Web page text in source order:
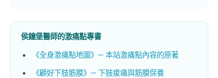
侯鐘堡醫師的激痛點專書
《全身激痛點地圖》— 本站激痛點內容的原著
《顧好下肢筋膜》— 下肢痠痛與筋膜保養